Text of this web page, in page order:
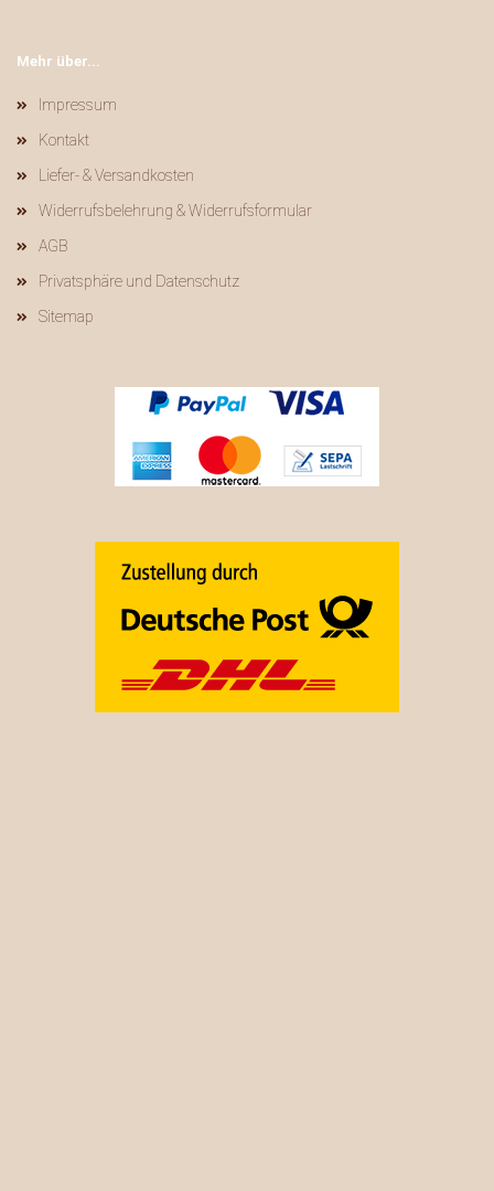
Mehr über...
Impressum
Kontakt
Liefer- & Versandkosten
Widerrufsbelehrung & Widerrufsformular
AGB
Privatsphäre und Datenschutz
Sitemap